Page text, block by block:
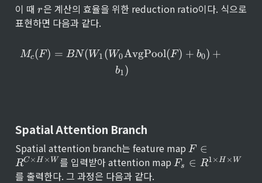
W
\
es
1
/r
\r
ar
이 때 r
r은 계산의 효율을 위한 reduction ratio이다. 식으로
표현하면 다음과 같다.
M_c(F) = BN(W_1(W_0
Mc(F) = BN(W1 (W0AvgPool(F) + b0) +
b1)
Spatial Attention Branch
Spatial attention branch는 feature map F
\i
n
F ∈
RC ×H × W 를 입력받아 attention map F
_s
Fs ∈ R1×H× W
를 출력한다. 그 과정은 다음과 같다.